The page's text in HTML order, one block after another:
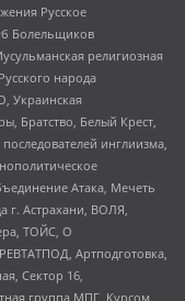
Русское
Болельщиков
религиозная
народа
Украинская
Братство, Белый Крест,
инглиизма,
Атака, Мечеть
г. Астрахани, ВОЛЯ,
ТОЙС, О
Артподготовка,
Сектор 16,
группа МПГ, Курсом